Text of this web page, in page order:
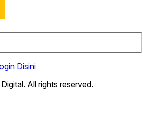
Disini
All rights reserved.